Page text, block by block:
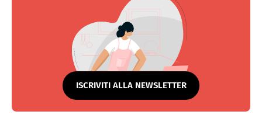
ISCRIVITI ALLA NEWSLETTER